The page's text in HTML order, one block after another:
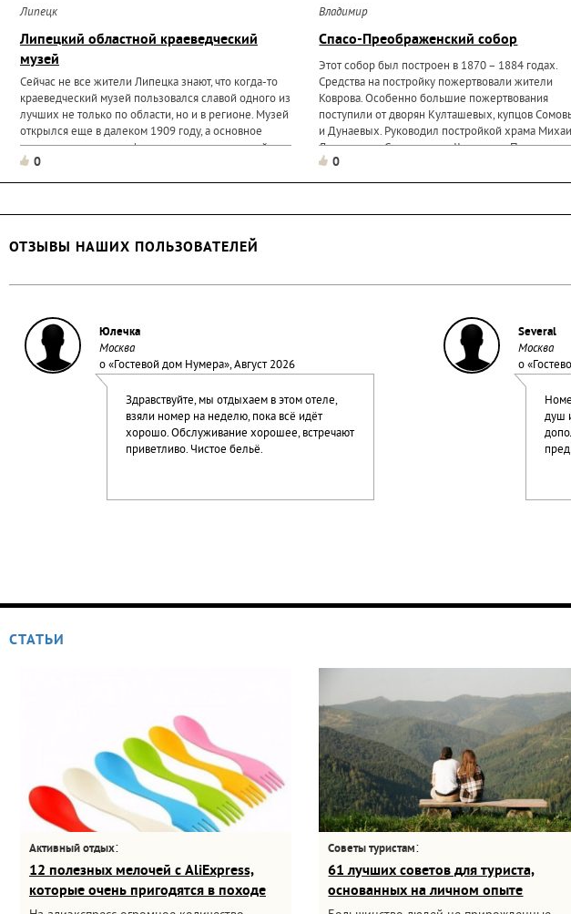
Липецк
Липецкий областной краеведческий
музей
Сейчас не все жители Липецка знают, что когда-то
краеведческий музей пользовался славой одного из
лучших не только по области, но и в регионе. Музей
открылся еще в далеком 1909 году, а основное
участие в подготовке фондов принял известный
врач и краевед М.П. Трунов. В первые годы после
открытия...
0
Владимир
Спасо-Преображенский собор
Этот собор был построен в 1870 – 1884 годах.
Средства на постройку пожертвовали жители
Коврова. Особенно большие пожертвования
поступили от дворян Култашевых, купцов
и Дунаевых. Руководил постройкой храма
Дмитриевич Сомов, купец II гильдии. Проект
постройки храма создал Николай
0
ОТЗЫВЫ НАШИХ ПОЛЬЗОВАТЕЛЕЙ
Юлечка
Москва
о «Гостевой дом Нумера», Август 2026
Здравствуйте, мы отдыхаем в этом отеле,
взяли номер на неделю, пока всё идёт
хорошо. Обслуживание хорошее, встречают
приветливо. Чистое бельё.
Several
Москва
о «
душ
СТАТЬИ
Активный отдых:
12 полезных мелочей с AliExpress,
которые очень пригодятся в походе
Советы туристам:
61 лучших советов для туриста,
основанных на личном опыте